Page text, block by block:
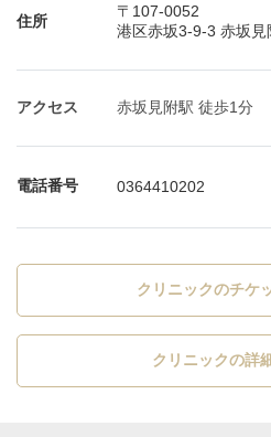
住所
〒107-0052
港区赤坂3-9-3 赤坂
アクセス 赤坂見附駅 徒歩1分
電話番号 0364410202
クリニックのチケ
クリニックの詳